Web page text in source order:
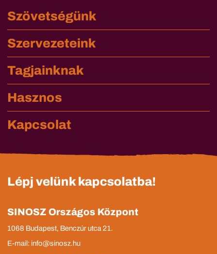
Szövetségünk
Szervezeteink
Tagjainknak
Hasznos
Kapcsolat
Lépj velünk kapcsolatba!
SINOSZ Országos Központ
1068 Budapest, Benczúr utca 21.
E-mail: info@sinosz.hu